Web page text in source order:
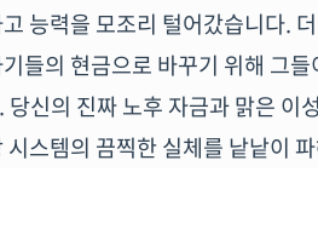
능력을 모조리 털어갔습니다.
들의 현금으로 바꾸기 위해 그
당신의 진짜 노후 자금과 맑은 이
시스템의 끔찍한 실체를 낱낱이